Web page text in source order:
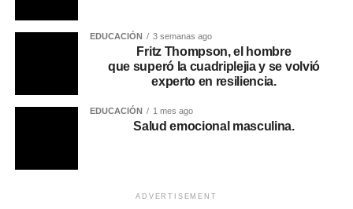
EDUCACIÓN 3 semanas ago
Fritz Thompson, el hombre
que superó la cuadriplejia y se volvió
experto en resiliencia.
EDUCACIÓN 1 mes ago
Salud emocional masculina.
ADVERTISEMENT